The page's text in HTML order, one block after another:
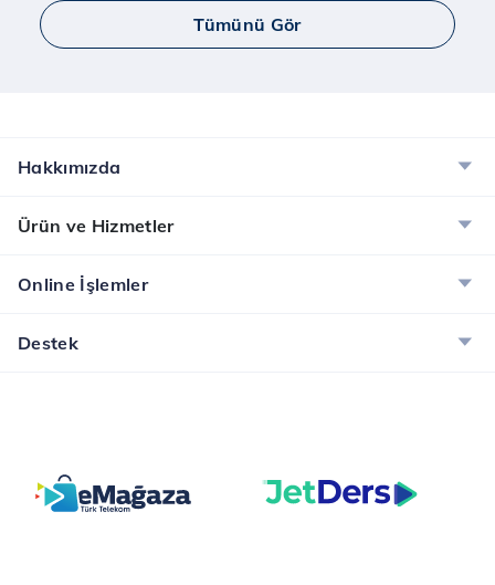
Mcafee Total Protection
Mcafee Total
Tümünü Gör
Hakkımızda
Ürün ve Hizmetler
Online İşlemler
Destek